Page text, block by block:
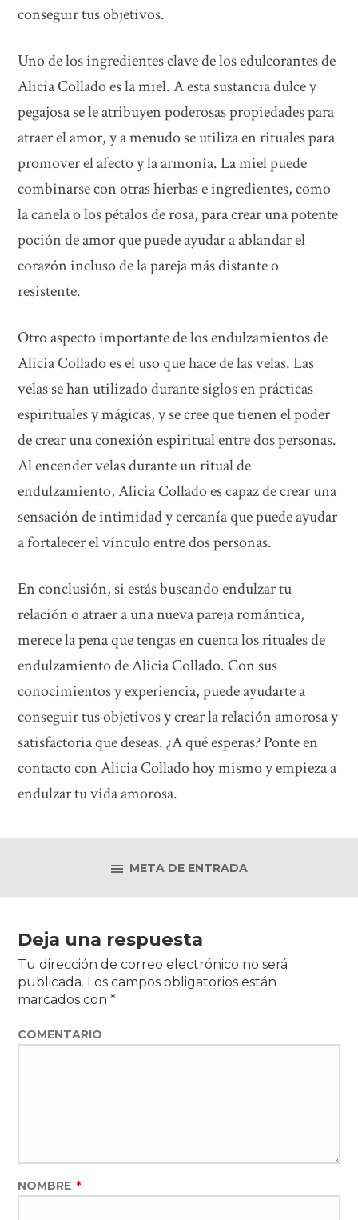
conseguir tus objetivos.
Uno de los ingredientes clave de los edulcorantes de
Alicia Collado es la miel. A esta sustancia dulce y
pegajosa se le atribuyen poderosas propiedades para
atraer el amor, y a menudo se utiliza en rituales para
promover el afecto y la armonía. La miel puede
combinarse con otras hierbas e ingredientes, como
la canela o los pétalos de rosa, para crear una potente
poción de amor que puede ayudar a ablandar el
corazón incluso de la pareja más distante o
resistente.
Otro aspecto importante de los endulzamientos de
Alicia Collado es el uso que hace de las velas. Las
velas se han utilizado durante siglos en prácticas
espirituales y mágicas, y se cree que tienen el poder
de crear una conexión espiritual entre dos personas.
Al encender velas durante un ritual de
endulzamiento, Alicia Collado es capaz de crear una
sensación de intimidad y cercanía que puede ayudar
a fortalecer el vínculo entre dos personas.
En conclusión, si estás buscando endulzar tu
relación o atraer a una nueva pareja romántica,
merece la pena que tengas en cuenta los rituales de
endulzamiento de Alicia Collado. Con sus
conocimientos y experiencia, puede ayudarte a
conseguir tus objetivos y crear la relación amorosa y
satisfactoria que deseas. ¿A qué esperas? Ponte en
contacto con Alicia Collado hoy mismo y empieza a
endulzar tu vida amorosa.
META DE ENTRADA
Deja una respuesta
Tu dirección de correo electrónico no será
publicada. Los campos obligatorios están
marcados con*
COMENTARIO
NOMBRE *